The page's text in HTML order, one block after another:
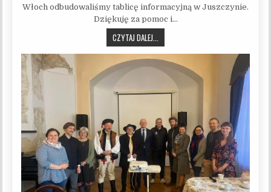
Włoch odbudowaliśmy tablicę informacyjną w Juszczynie.
Dziękuję za pomoc i…
CZYTAJ DALEJ...